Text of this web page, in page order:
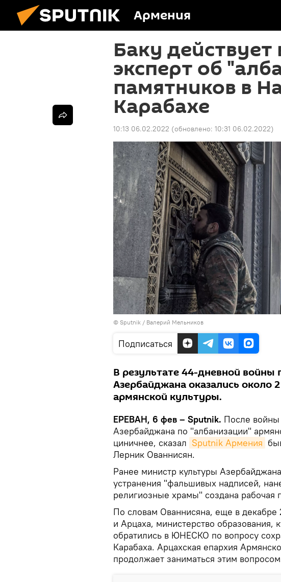
Армения
Баку действует
эксперт об
памятников в
Карабахе
10:13 06.02.2022 (обновлено: 10:31 06.02.2022)
© Sputnik / Валерий Мельников
Подписаться
В результате 44-дневной войны
Азербайджана оказались около
армянской культуры.
ЕРЕВАН, 6 фев – Sputnik. После войны
Азербайджана по "албанизации"
циничнее, сказал Sputnik Армения
Лерник Ованнисян.
Ранее министр культуры
устранения "фальшивых надписей,
религиозные храмы" создана рабочая
По словам Ованнисяна, еще в
и Арцаха, министерство образования,
обратились в ЮНЕСКО по вопросу
Карабаха. Арцахская епархия
продолжает заниматься этим